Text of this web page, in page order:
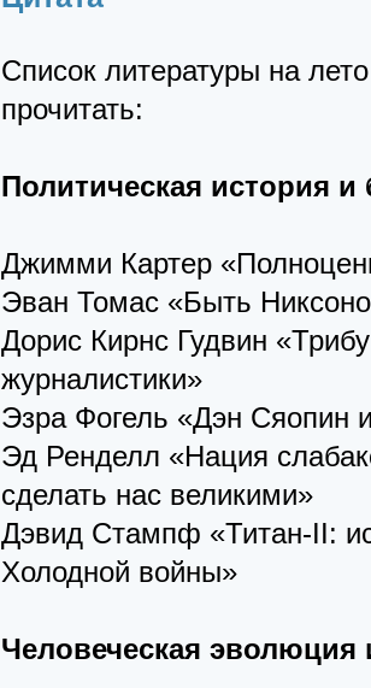
Список литературы на
прочитать:
Политическая история
Джимми Картер
Эван Томас «Быть
Дорис Кирнс Гудвин
журналистики»
Эзра Фогель «Дэн Сяопин
Эд Ренделл «Нация
сделать нас великими»
Дэвид Стампф «Титан-II:
Холодной войны»
Человеческая эволюция